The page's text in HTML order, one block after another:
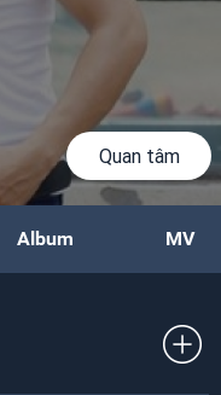
Quan tâm
Album MV